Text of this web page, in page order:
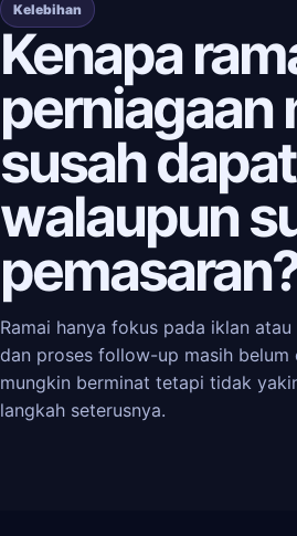
Kelebihan
Kenapa
perniagaan
susah
walaupun
Ramai hanya fokus pada iklan
dan proses follow-up masih
mungkin berminat tetapi tidak
langkah seterusnya.